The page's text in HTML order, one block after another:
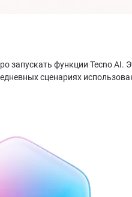
функции Tecno AI.
сценариях